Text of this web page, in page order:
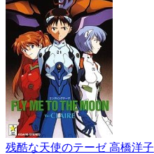
残酷な天使のテーゼ 高橋洋子